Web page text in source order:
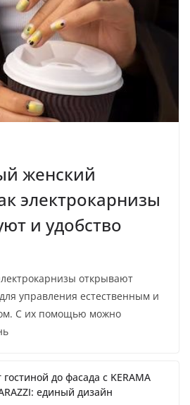
женский
электрокарнизы
и удобство
открывают
управления естественным и
С их помощью можно
гостиной до фасада с KERAMA
единый дизайн